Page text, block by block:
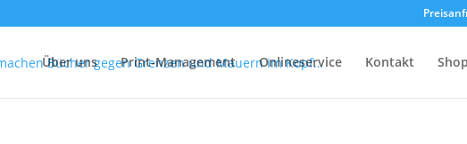
Über uns Print-Management Onlineservice Kontakt Shop